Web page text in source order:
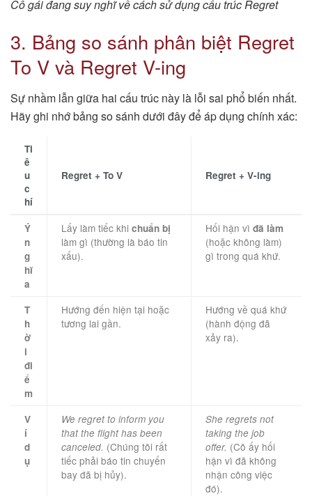
Cô gái đang suy nghĩ về cách sử dụng cấu trúc Regret
3. Bảng so sánh phân biệt Regret
To V và Regret V-ing
Sự nhầm lẫn giữa hai cấu trúc này là lỗi sai phổ biến nhất.
Hãy ghi nhớ bảng so sánh dưới đây để áp dụng chính xác:
Ti
ê
u
c
hí
Regret + To V Regret + V-ing
Ý
n
g
hĩ
a
Lấy làm tiếc khi chuẩn bị
làm gì (thường là báo tin
xấu).
Hối hận vì đã làm
(hoặc không làm)
gì trong quá khứ.
T
h
ờ
i
đi
ể
m
Hướng đến hiện tại hoặc
tương lai gần.
Hướng về quá khứ
(hành động đã
xảy ra).
V
í
d
ụ
We regret to inform you
that the flight has been
canceled. (Chúng tôi rất
tiếc phải báo tin chuyến
bay đã bị hủy).
She regrets not
taking the job
offer. (Cô ấy hối
hận vì đã không
nhận công việc
đó).